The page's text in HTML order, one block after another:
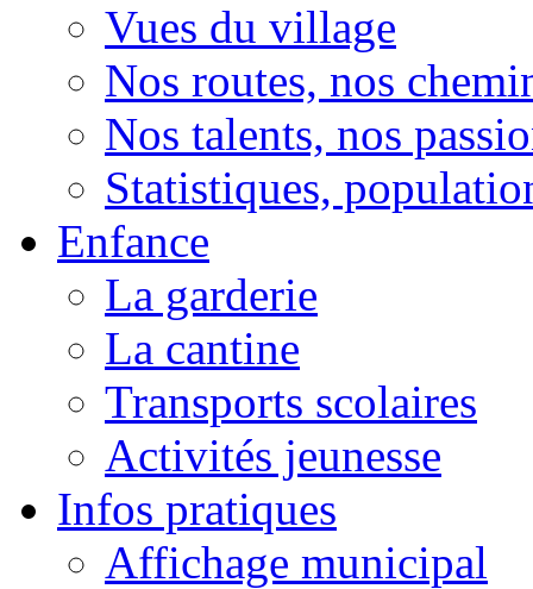
Vues du village
Nos routes, nos
Nos talents, nos
Statistiques,
Enfance
La garderie
La cantine
Transports scolaires
Activités jeunesse
Infos pratiques
Affichage municipal